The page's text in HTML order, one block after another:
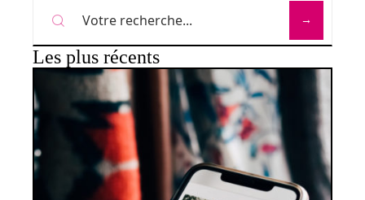
Les plus récents